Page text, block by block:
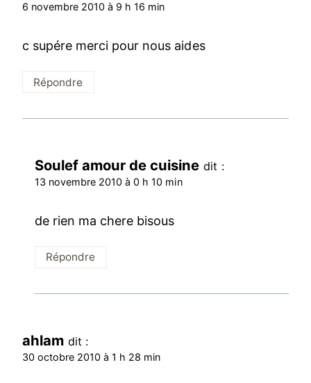
6 novembre 2010 à 9 h 16 min
c supére merci pour nous aides
Répondre
Soulef amour de cuisine dit :
13 novembre 2010 à 0 h 10 min
de rien ma chere bisous
Répondre
ahlam dit :
30 octobre 2010 à 1 h 28 min